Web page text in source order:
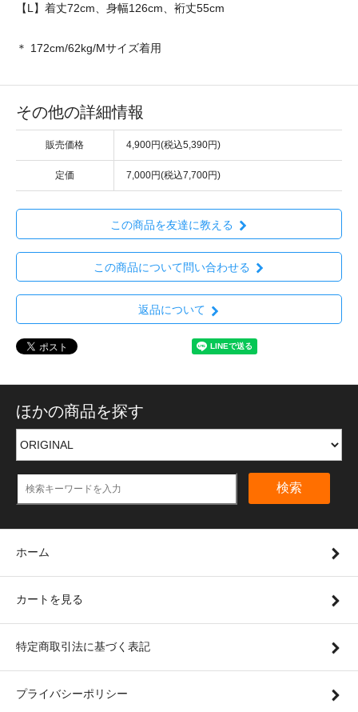
【L】着丈72cm、身幅126cm、裄丈55cm
＊ 172cm/62kg/Mサイズ着用
その他の詳細情報
販売価格 4,900円(税込5,390円)
定価 7,000円(税込7,700円)
この商品を友達に教える
この商品について問い合わせる
返品について
ほかの商品を探す
検索
ホーム
カートを見る
特定商取引法に基づく表記
プライバシーポリシー